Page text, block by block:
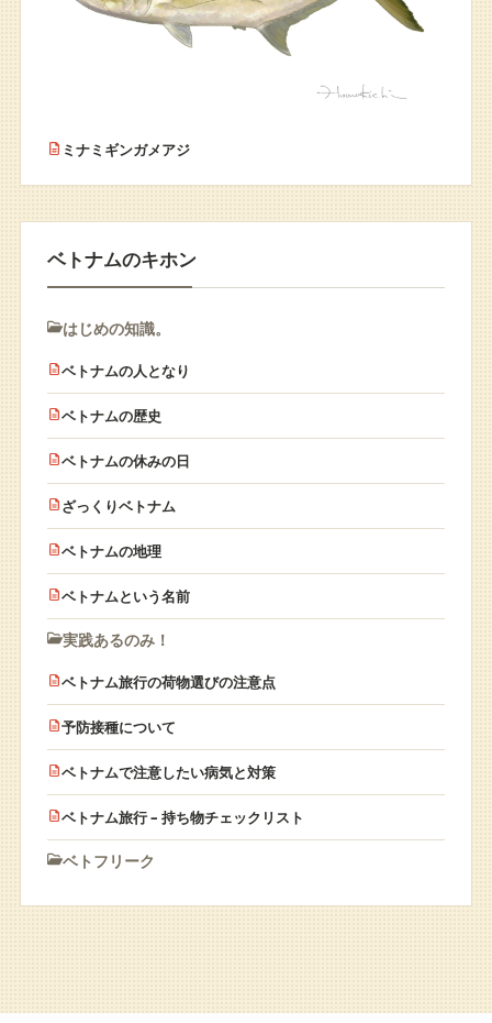
ミナミギンガメアジ
ベトナムのキホン
はじめの知識。
ベトナムの人となり
ベトナムの歴史
ベトナムの休みの日
ざっくりベトナム
ベトナムの地理
ベトナムという名前
実践あるのみ！
ベトナム旅行の荷物選びの注意点
予防接種について
ベトナムで注意したい病気と対策
ベトナム旅行 – 持ち物チェックリスト
ベトフリーク